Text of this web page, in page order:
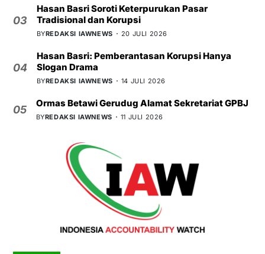
03
Hasan Basri Soroti Keterpurukan Pasar
Tradisional dan Korupsi
BYREDAKSI IAWNEWS 20 JULI 2026
04
Hasan Basri: Pemberantasan Korupsi Hanya
Slogan Drama
BYREDAKSI IAWNEWS 14 JULI 2026
05
Ormas Betawi Gerudug Alamat Sekretariat GPBJ
BYREDAKSI IAWNEWS 11 JULI 2026